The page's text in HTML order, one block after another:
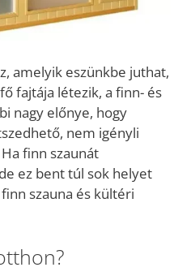
amelyik eszünkbe juthat,
fajtája létezik, a finn- és
nagy előnye, hogy
nem igényli
finn szaunát
ez bent túl sok helyet
szauna és kültéri